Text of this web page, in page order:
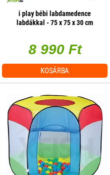
i play bébi labdamedence
labdákkal - 75 x 75 x 30 cm
8 990 Ft
KOSÁRBA